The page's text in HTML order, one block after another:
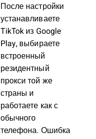
После настройки
устанавливаете
TikTok из Google
Play, выбираете
встроенный
резидентный
прокси той же
страны и
работаете как с
обычного
телефона. Ошибка